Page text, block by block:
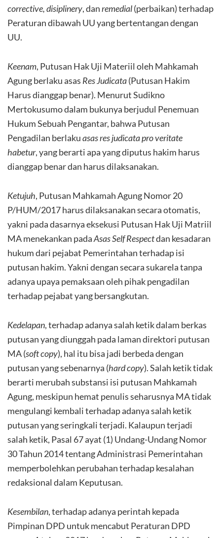
corrective, disiplinery, danremedial(perbaikan) terhadap
Peraturan dibawah UU yang bertentangan dengan
UU.
Keenam, Putusan Hak Uji Materiil oleh Mahkamah
Agung berlaku asas Res Judicata(Putusan Hakim
Harus dianggap benar). Menurut Sudikno
Mertokusumo dalam bukunya berjudul Penemuan
Hukum Sebuah Pengantar, bahwa Putusan
Pengadilan berlakuasas res judicata pro veritate
habetur, yang berarti apa yang diputus hakim harus
dianggap benar dan harus dilaksanakan.
Ketujuh, Putusan Mahkamah Agung Nomor 20
P/HUM/2017 harus dilaksanakan secara otomatis,
yakni pada dasarnya eksekusi Putusan Hak Uji Matriil
MA menekankan padaAsas Self Respectdan kesadaran
hukum dari pejabat Pemerintahan terhadap isi
putusan hakim. Yakni dengan secara sukarela tanpa
adanya upaya pemaksaan oleh pihak pengadilan
terhadap pejabat yang bersangkutan.
Kedelapan, terhadap adanya salah ketik dalam berkas
putusan yang diunggah pada laman direktori putusan
MA (soft copy), hal itu bisa jadi berbeda dengan
putusan yang sebenarnya (hard copy). Salah ketik tidak
berarti merubah substansi isi putusan Mahkamah
Agung, meskipun hemat penulis seharusnya MA tidak
mengulangi kembali terhadap adanya salah ketik
putusan yang seringkali terjadi. Kalaupun terjadi
salah ketik, Pasal 67 ayat (1) Undang-Undang Nomor
30 Tahun 2014 tentang Administrasi Pemerintahan
memperbolehkan perubahan terhadap kesalahan
redaksional dalam Keputusan.
Kesembilan, terhadap adanya perintah kepada
Pimpinan DPD untuk mencabut Peraturan DPD